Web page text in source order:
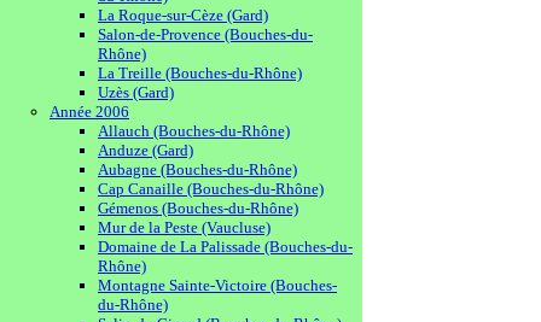
La Roque-sur-Cèze (Gard)
Salon-de-Provence (Bouches-du-
Rhône)
La Treille (Bouches-du-Rhône)
Uzès (Gard)
Année 2006
Allauch (Bouches-du-Rhône)
Anduze (Gard)
Aubagne (Bouches-du-Rhône)
Cap Canaille (Bouches-du-Rhône)
Gémenos (Bouches-du-Rhône)
Mur de la Peste (Vaucluse)
Domaine de La Palissade (Bouches-du-
Rhône)
Montagne Sainte-Victoire (Bouches-
du-Rhône)